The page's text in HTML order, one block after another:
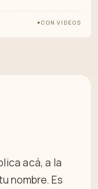
CON VIDEOS
acá, a la
nombre. Es